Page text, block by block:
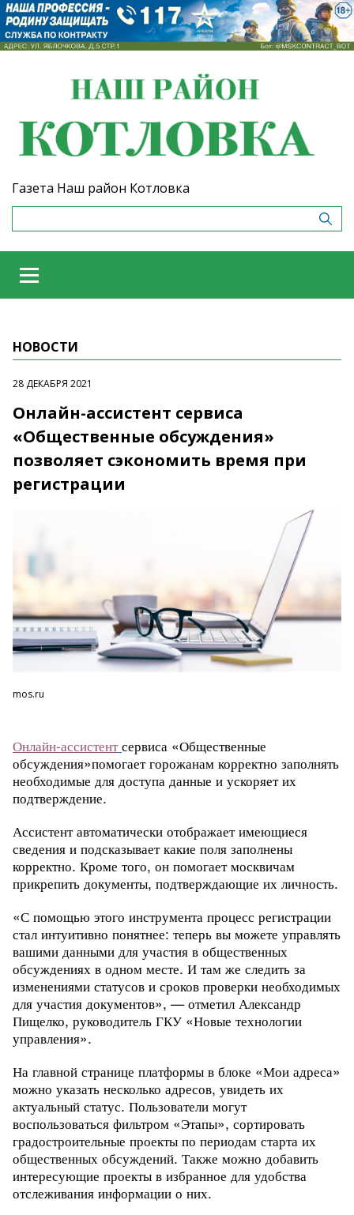
Газета Наш район Котловка
НОВОСТИ
28 ДЕКАБРЯ 2021
Онлайн-ассистент сервиса
«Общественные обсуждения»
позволяет сэкономить время при
регистрации
mos.ru
Онлайн-ассистент сервиса «Общественные
обсуждения»помогает горожанам корректно заполнять
необходимые для доступа данные и ускоряет их
подтверждение.
Ассистент автоматически отображает имеющиеся
сведения и подсказывает какие поля заполнены
корректно. Кроме того, он помогает москвичам
прикрепить документы, подтверждающие их личность.
«С помощью этого инструмента процесс регистрации
стал интуитивно понятнее: теперь вы можете управлять
вашими данными для участия в общественных
обсуждениях в одном месте. И там же следить за
изменениями статусов и сроков проверки необходимых
для участия документов», — отметил Александр
Пищелко, руководитель ГКУ «Новые технологии
управления».
На главной странице платформы в блоке «Мои адреса»
можно указать несколько адресов, увидеть их
актуальный статус. Пользователи могут
воспользоваться фильтром «Этапы», сортировать
градостроительные проекты по периодам старта их
общественных обсуждений. Также можно добавить
интересующие проекты в избранное для удобства
отслеживания информации о них.